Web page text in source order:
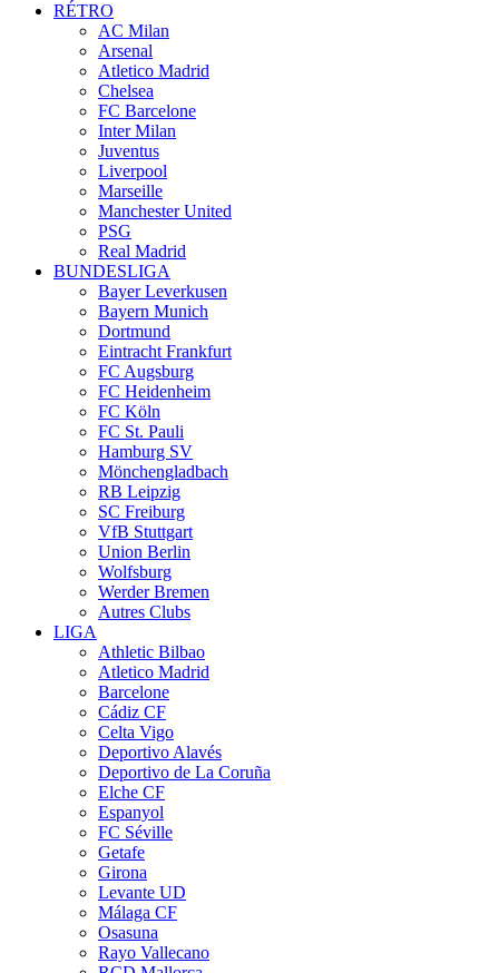
RÉTRO
AC Milan
Arsenal
Atletico Madrid
Chelsea
FC Barcelone
Inter Milan
Juventus
Liverpool
Marseille
Manchester United
PSG
Real Madrid
BUNDESLIGA
Bayer Leverkusen
Bayern Munich
Dortmund
Eintracht Frankfurt
FC Augsburg
FC Heidenheim
FC Köln
FC St. Pauli
Hamburg SV
Mönchengladbach
RB Leipzig
SC Freiburg
VfB Stuttgart
Union Berlin
Wolfsburg
Werder Bremen
Autres Clubs
LIGA
Athletic Bilbao
Atletico Madrid
Barcelone
Cádiz CF
Celta Vigo
Deportivo Alavés
Deportivo de La Coruña
Elche CF
Espanyol
FC Séville
Getafe
Girona
Levante UD
Málaga CF
Osasuna
Rayo Vallecano